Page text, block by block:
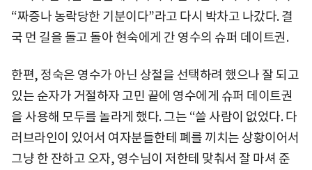
“짜증나 농락당한 기분이다”라고 다시 박차고 나갔다. 결
국 먼 길을 돌고 돌아 현숙에게 간 영수의 슈퍼 데이트권.
한편, 정숙은 영수가 아닌 상철을 선택하려 했으나 잘 되고
있는 순자가 거절하자 고민 끝에 영수에게 슈퍼 데이트권
을 사용해 모두를 놀라게 했다. 그는 “쓸 사람이 없었다. 다
러브라인이 있어서 여자분들한테 폐를 끼치는 상황이어서
그냥 한 잔하고 오자, 영수님이 저한테 맞춰서 잘 마셔 준